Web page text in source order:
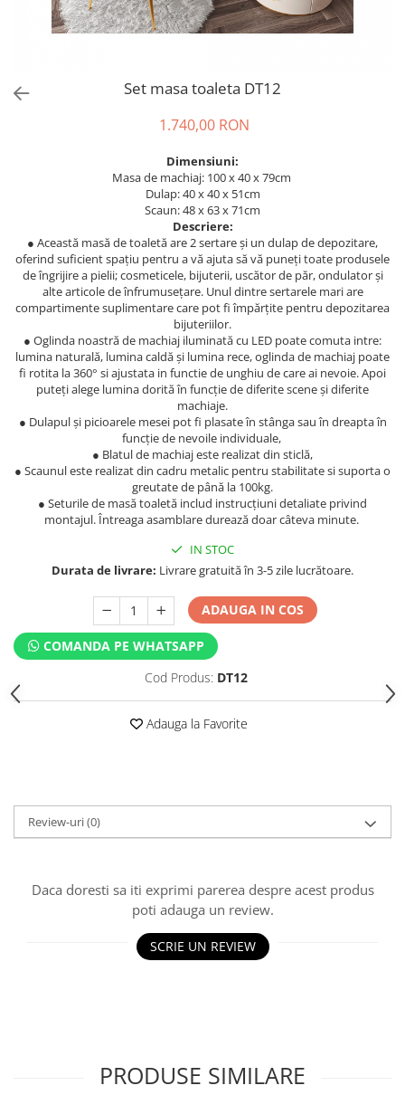
Set masa toaleta DT12
1.740,00 RON
Dimensiuni:
Masa de machiaj: 100 x 40 x 79cm
Dulap: 40 x 40 x 51cm
Scaun: 48 x 63 x 71cm
Descriere:
● Această masă de toaletă are 2 sertare și un dulap de depozitare,
oferind suficient spațiu pentru a vă ajuta să vă puneți toate produsele
de îngrijire a pielii; cosmeticele, bijuterii, uscător de păr, ondulator și
alte articole de înfrumusețare. Unul dintre sertarele mari are
compartimente suplimentare care pot fi împărțite pentru depozitarea
bijuteriilor.
● Oglinda noastră de machiaj iluminată cu LED poate comuta intre:
lumina naturală, lumina caldă și lumina rece, oglinda de machiaj poate
fi rotita la 360° si ajustata in functie de unghiu de care ai nevoie. Apoi
puteți alege lumina dorită în funcție de diferite scene și diferite
machiaje.
● Dulapul și picioarele mesei pot fi plasate în stânga sau în dreapta în
funcție de nevoile individuale,
● Blatul de machiaj este realizat din sticlă,
● Scaunul este realizat din cadru metalic pentru stabilitate si suporta o
greutate de până la 100kg.
● Seturile de masă toaletă includ instrucțiuni detaliate privind
montajul. Întreaga asamblare durează doar câteva minute.
IN STOC
Durata de livrare: Livrare gratuită în 3-5 zile lucrătoare.
ADAUGA IN COS
COMANDA PE WHATSAPP
Cod Produs: DT12
Adauga la Favorite
Review-uri(0)
Daca doresti sa iti exprimi parerea despre acest produs
poti adauga un review.
SCRIE UN REVIEW
PRODUSE SIMILARE